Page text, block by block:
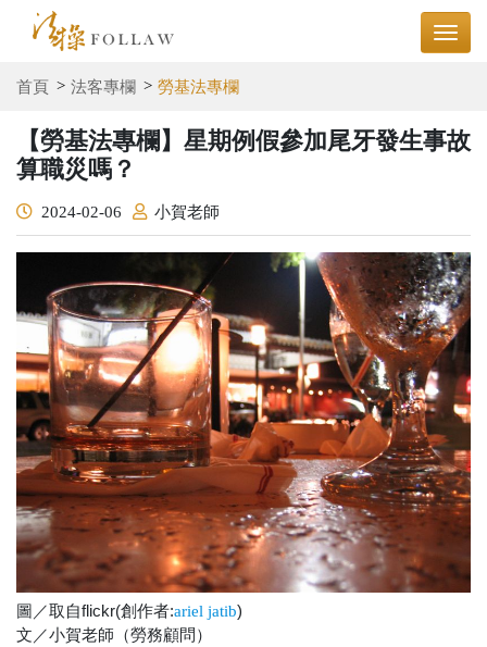
首頁 法客專欄 勞基法專欄
【勞基法專欄】星期例假參加尾牙發生事故
算職災嗎？
2024-02-06 小賀老師
圖／取自flickr(創作者:ariel jatib)
文／小賀老師（勞務顧問）